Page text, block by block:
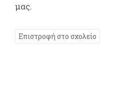
μας.
Επιστροφή στο σχολείο